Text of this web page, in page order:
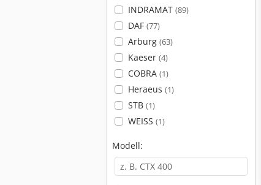
INDRAMAT (89)
DAF (77)
Arburg (63)
Kaeser (4)
COBRA (1)
Heraeus (1)
STB (1)
WEISS (1)
Modell: